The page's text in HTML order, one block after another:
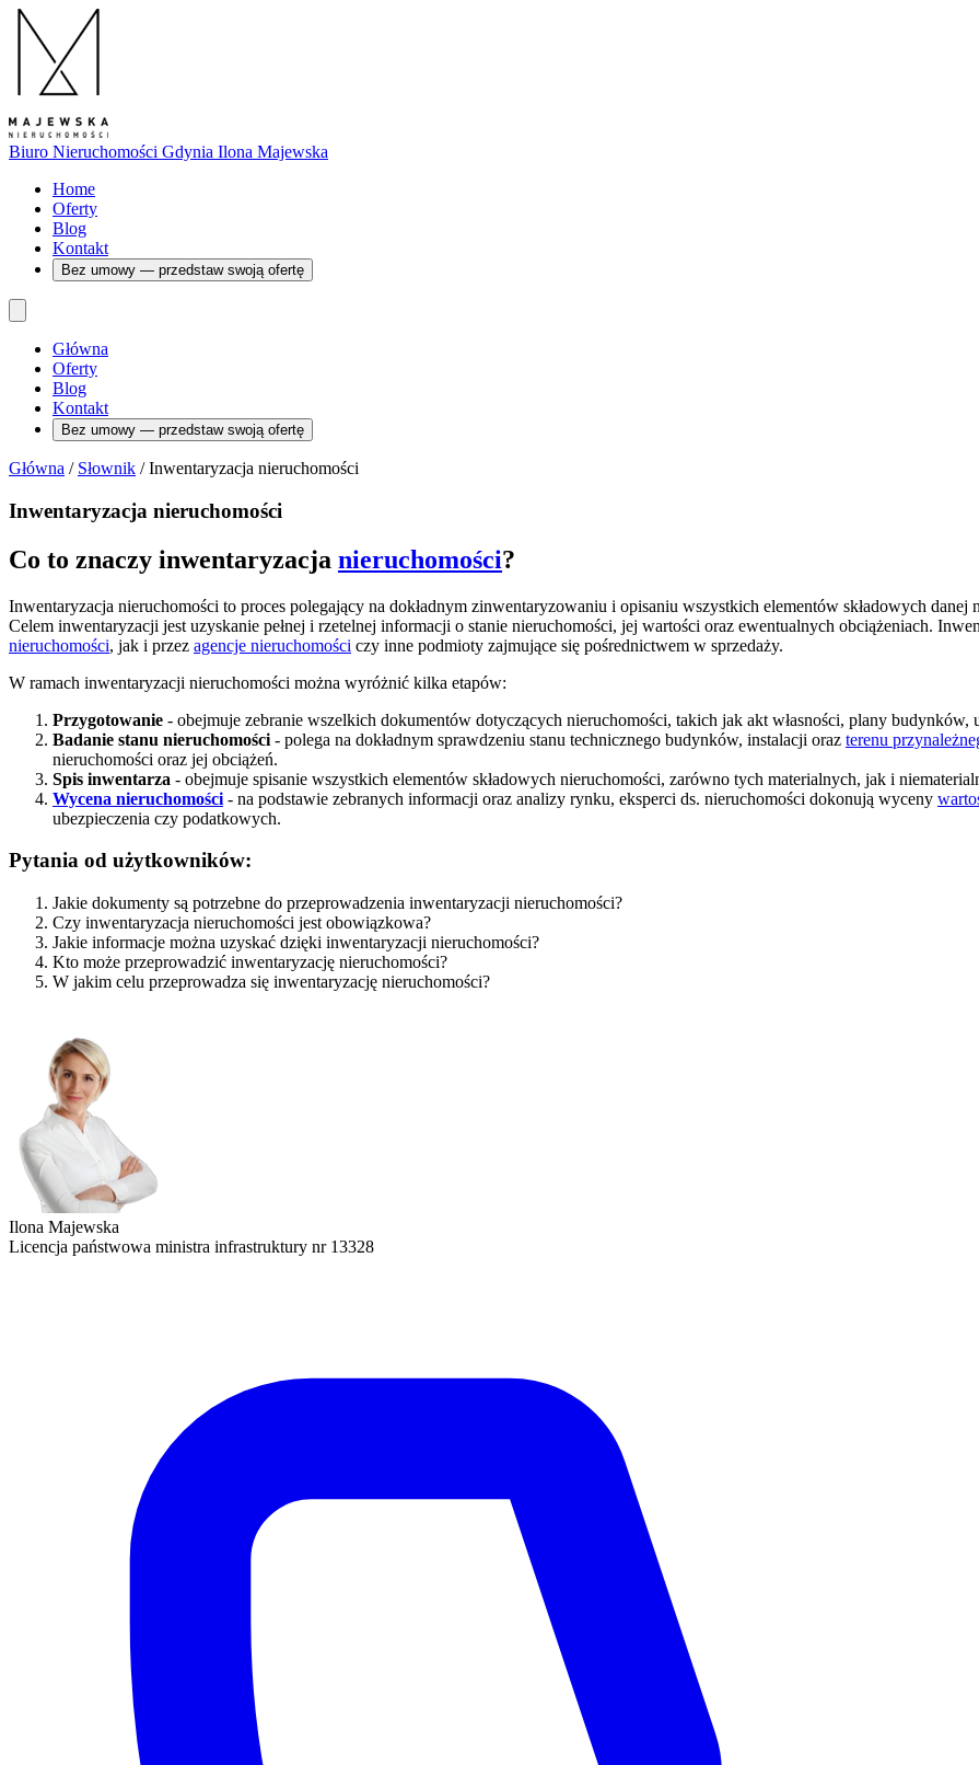
Biuro Nieruchomości Gdynia Ilona Majewska
Home
Oferty
Blog
Kontakt
Bez umowy — przedstaw swoją ofertę
Główna
Oferty
Blog
Kontakt
Bez umowy — przedstaw swoją ofertę
Główna / Słownik / Inwentaryzacja nieruchomości
Inwentaryzacja nieruchomości
Co to znaczy inwentaryzacja nieruchomości?
Inwentaryzacja nieruchomości to proces polegający na dokładnym zinwentaryzowaniu i opisaniu wszystkich elementów składowych
Celem inwentaryzacji jest uzyskanie pełnej i rzetelnej informacji o stanie nieruchomości, jej wartości oraz ewentualnych obciążeniach.
nieruchomości, jak i przez agencje nieruchomości czy inne podmioty zajmujące się pośrednictwem w sprzedaży.
W ramach inwentaryzacji nieruchomości można wyróżnić kilka etapów:
Przygotowanie - obejmuje zebranie wszelkich dokumentów dotyczących nieruchomości, takich jak akt własności, plany
Badanie stanu nieruchomości - polega na dokładnym sprawdzeniu stanu technicznego budynków, instalacji oraz terenu
nieruchomości oraz jej obciążeń.
Spis inwentarza - obejmuje spisanie wszystkich elementów składowych nieruchomości, zarówno tych materialnych, jak i
Wycena nieruchomości - na podstawie zebranych informacji oraz analizy rynku, eksperci ds. nieruchomości dokonują wyceny
ubezpieczenia czy podatkowych.
Pytania od użytkowników:
Jakie dokumenty są potrzebne do przeprowadzenia inwentaryzacji nieruchomości?
Czy inwentaryzacja nieruchomości jest obowiązkowa?
Jakie informacje można uzyskać dzięki inwentaryzacji nieruchomości?
Kto może przeprowadzić inwentaryzację nieruchomości?
W jakim celu przeprowadza się inwentaryzację nieruchomości?
Ilona Majewska
Licencja państwowa ministra infrastruktury nr 13328